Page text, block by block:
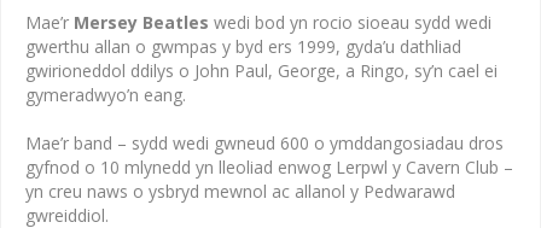
Mae’r Mersey Beatles wedi bod yn rocio sioeau sydd wedi
gwerthu allan o gwmpas y byd ers 1999, gyda’u dathliad
gwirioneddol ddilys o John Paul, George, a Ringo, sy’n cael ei
gymeradwyo’n eang.
Mae’r band – sydd wedi gwneud 600 o ymddangosiadau dros
gyfnod o 10 mlynedd yn lleoliad enwog Lerpwl y Cavern Club –
yn creu naws o ysbryd mewnol ac allanol y Pedwarawd
gwreiddiol.